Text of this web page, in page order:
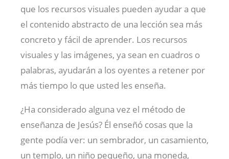
que los recursos visuales pueden ayudar a que
el contenido abstracto de una lección sea más
concreto y fácil de aprender. Los recursos
visuales y las imágenes, ya sean en cuadros o
palabras, ayudarán a los oyentes a retener por
más tiempo lo que usted les enseña.
¿Ha considerado alguna vez el método de
enseñanza de Jesús? Él enseñó cosas que la
gente podía ver: un sembrador, un casamiento,
un templo, un niño pequeño, una moneda,